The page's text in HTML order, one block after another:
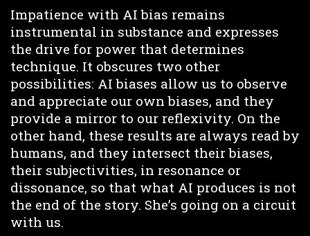
Impatience with AI bias remains
instrumental in substance and expresses
the drive for power that determines
technique. It obscures two other
possibilities: AI biases allow us to observe
and appreciate our own biases, and they
provide a mirror to our reflexivity. On the
other hand, these results are always read by
humans, and they intersect their biases,
their subjectivities, in resonance or
dissonance, so that what AI produces is not
the end of the story. She’s going on a circuit
with us.